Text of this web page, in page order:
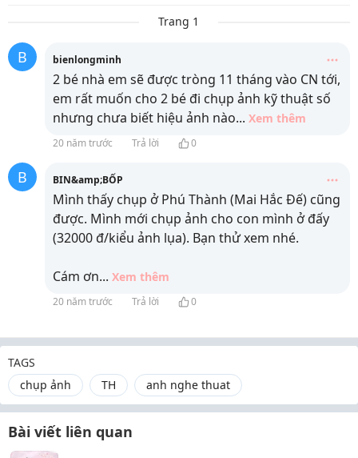
Trang 1
B bienlongminh
2 bé nhà em sẽ được tròng 11 tháng vào CN tới,
em rất muốn cho 2 bé đi chụp ảnh kỹ thuật số
nhưng chưa biết hiệu ảnh nào... Xem thêm
20 năm trước Trả lời 0
B BIN&amp;BỐP
Mình thấy chụp ở Phú Thành (Mai Hắc Đế) cũng
được. Mình mới chụp ảnh cho con mình ở đấy
(32000 đ/kiểu ảnh lụa). Bạn thử xem nhé.
Cám ơn... Xem thêm
20 năm trước Trả lời 0
TAGS
chụp ảnh
TH anh nghe thuat
Bài viết liên quan